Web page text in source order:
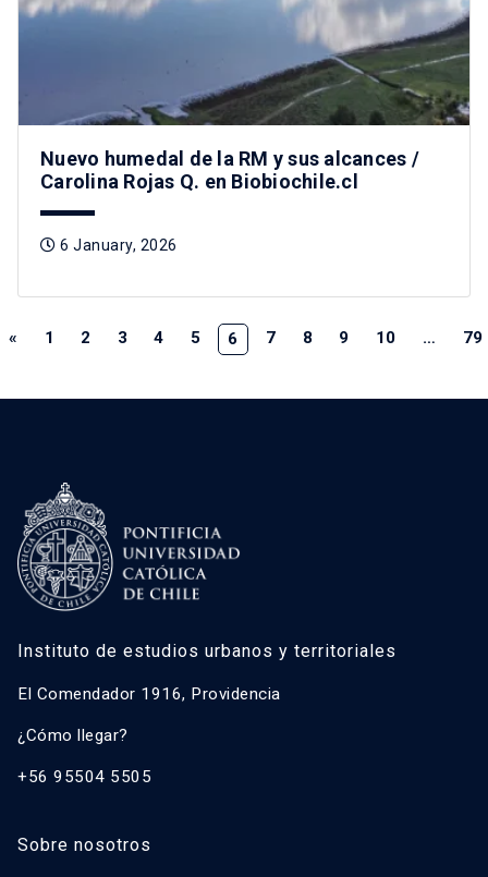
Nuevo humedal de la RM y sus alcances /
Carolina Rojas Q. en Biobiochile.cl
6 January, 2026
« 1 2 3 4 5 6 7 8 9 10 … 79
Instituto de estudios urbanos y territoriales
El Comendador 1916, Providencia
¿Cómo llegar?
+56 95504 5505
Sobre nosotros